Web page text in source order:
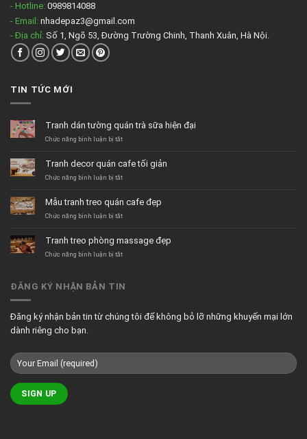
- Hotline: 0989814088
- Email: nhadepaz3@gmail.com
- Địa chỉ: Số 1, Ngõ 53, Đường Trường Chinh, Thanh Xuân, Hà Nội.
TIN TỨC MỚI
Tranh dán tường quán trà sữa hiện đại
Chức năng bình luận bị tắtở
tường
quán
hiện
đại
Tranh decor quán cafe tối giản
Chức năng bình luận bị tắtở
quán
cafe
Mẫu tranh treo quán cafe đẹp
Chức năng bình luận bị tắtở
treo
quán
Tranh treo phòng massage đẹp
Chức năng bình luận bị tắtở
phòng
ĐĂNG KÝ NHẬN BẢN TIN
Đăng ký nhận bản tin từ chúng tôi để không bỏ lỡ những khuyến mại lớn
dành riêng cho bạn.